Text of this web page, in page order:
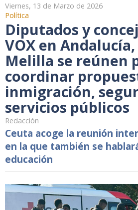
Viernes, 13 de Marzo de 2026
Política
Diputados y
VOX en
Melilla se reúnen
coordinar
inmigración,
servicios públicos
Redacción
Ceuta acoge la reunión
en la que también se
educación